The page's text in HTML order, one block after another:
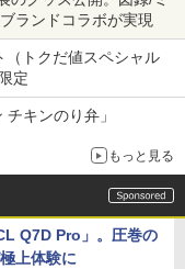
ランドコラボが実現
（トクだ値スペシャル
定
キンのり弁」
もっと見る
Q7D Pro」。圧巻の
上体験に